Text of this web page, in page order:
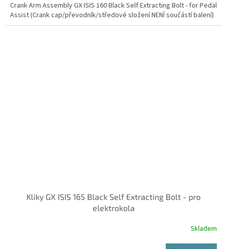
Crank Arm Assembly GX ISIS 160 Black Self Extracting Bolt - for Pedal
Assist (Crank cap/převodník/středové složení NENÍ součástí balení)
Kliky GX ISIS 165 Black Self Extracting Bolt - pro
elektrokola
Skladem